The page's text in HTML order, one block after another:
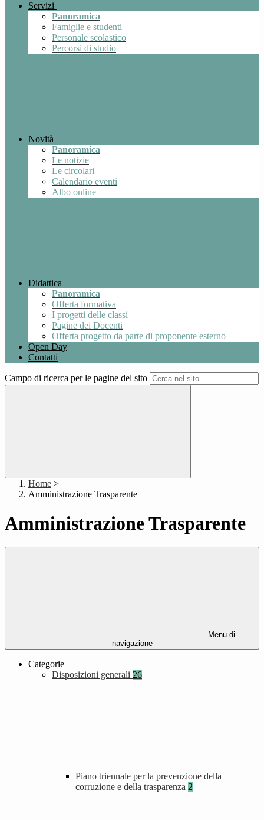
Servizi
Panoramica
Famiglie e studenti
Personale scolastico
Percorsi di studio
Novità
Panoramica
Le notizie
Le circolari
Calendario eventi
Albo online
Didattica
Panoramica
Offerta formativa
I progetti delle classi
Pagine dei Docenti
Offerta progetto da parte di proponente esterno
Open Day
Contatti
Campo di ricerca per le pagine del sito
Home >
Amministrazione Trasparente
Amministrazione Trasparente
Menu di
navigazione
Categorie
Disposizioni generali 26
Piano triennale per la prevenzione della
corruzione e della trasparenza 2